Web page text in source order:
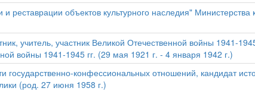
реставрации объектов культурного наследия" Министерства
учитель, участник Великой Отечественной войны 1941-
войны 1941-1945 гг. (29 мая 1921 г. - 4 января 1942 г.)
государственно-конфессиональных отношений, кандидат
(род. 27 июня 1958 г.)